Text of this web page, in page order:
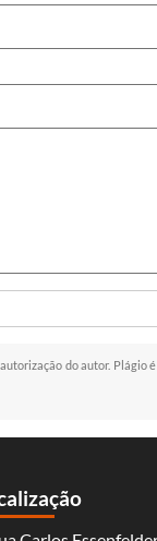
do autor. Plágio